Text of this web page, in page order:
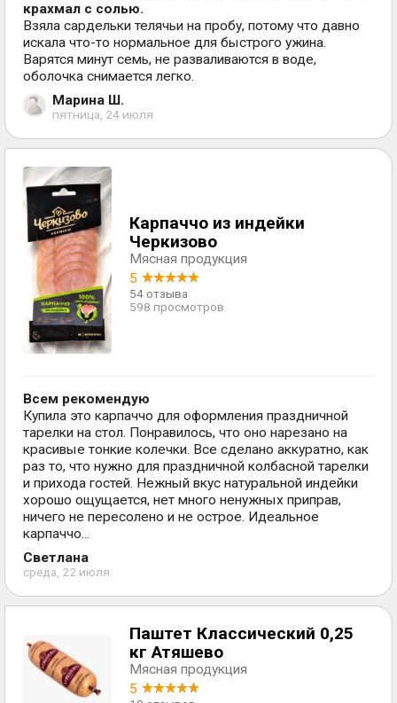
крахмал с солью.
Взяла сардельки телячьи на пробу, потому что давно
искала что-то нормальное для быстрого ужина.
Варятся минут семь, не разваливаются в воде,
оболочка снимается легко.
Марина Ш.
пятница, 24 июля
Карпаччо из индейки
Черкизово
Мясная продукция
5
54 отзыва
598 просмотров
Всем рекомендую
Купила это карпаччо для оформления праздничной
тарелки на стол. Понравилось, что оно нарезано на
красивые тонкие колечки. Все сделано аккуратно, как
раз то, что нужно для праздничной колбасной тарелки
и прихода гостей. Нежный вкус натуральной индейки
хорошо ощущается, нет много ненужных приправ,
ничего не пересолено и не острое. Идеальное
карпаччо...
Светлана
среда, 22 июля
Паштет Классический 0,25
кг Атяшево
Мясная продукция
5